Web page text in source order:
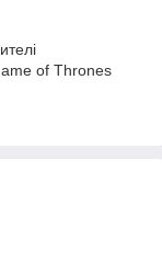
of Thrones